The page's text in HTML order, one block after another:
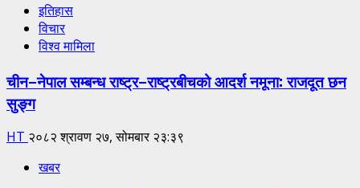
इतिहास
विचार
विश्व मामिला
चीन–नेपाल सम्बन्ध राष्ट्र–राष्ट्रबीचको आदर्श नमूना: राजदूत छन
सुङ्ग
HT २०८२ श्रावण २७, सोमबार २३:३९
खबर